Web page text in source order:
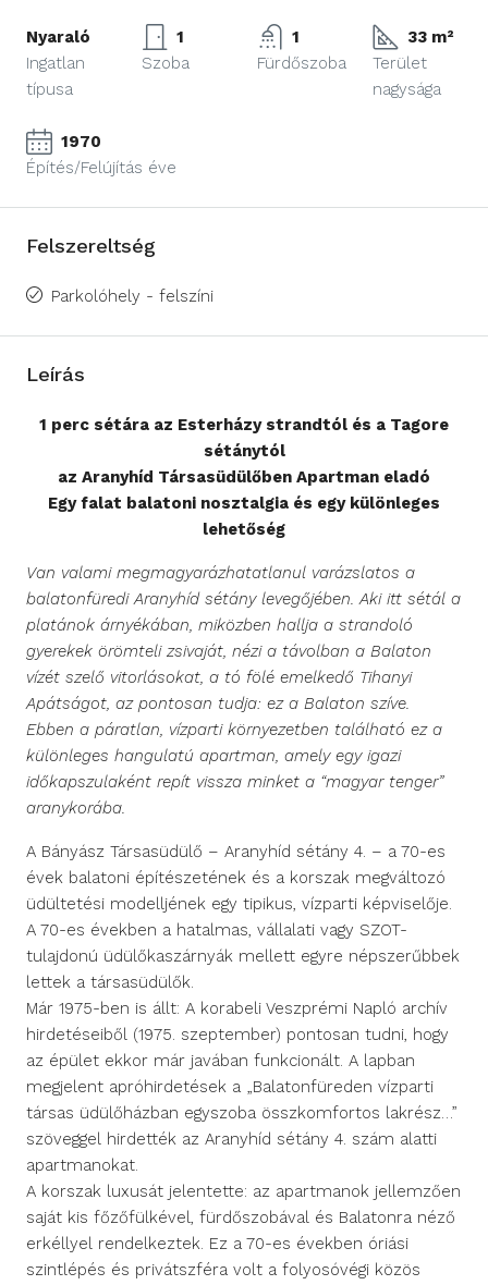
Nyaraló
Ingatlan
típusa
1
Szoba
1
Fürdőszoba
33 m²
Terület
nagysága
1970
Építés/Felújítás éve
Felszereltség
Parkolóhely - felszíni
Leírás
1 perc sétára az Esterházy strandtól és a Tagore
sétánytól
az Aranyhíd Társasüdülőben Apartman eladó
Egy falat balatoni nosztalgia és egy különleges
lehetőség
Van valami megmagyarázhatatlanul varázslatos a
balatonfüredi Aranyhíd sétány levegőjében. Aki itt sétál a
platánok árnyékában, miközben hallja a strandoló
gyerekek örömteli zsivaját, nézi a távolban a Balaton
vízét szelő vitorlásokat, a tó fölé emelkedő Tihanyi
Apátságot, az pontosan tudja: ez a Balaton szíve.
Ebben a páratlan, vízparti környezetben található ez a
különleges hangulatú apartman, amely egy igazi
időkapszulaként repít vissza minket a “magyar tenger”
aranykorába.
A Bányász Társasüdülő – Aranyhíd sétány 4. – a 70-es
évek balatoni építészetének és a korszak megváltozó
üdültetési modelljének egy tipikus, vízparti képviselője.
A 70-es években a hatalmas, vállalati vagy SZOT-
tulajdonú üdülőkaszárnyák mellett egyre népszerűbbek
lettek a társasüdülők.
Már 1975-ben is állt: A korabeli Veszprémi Napló archív
hirdetéseiből (1975. szeptember) pontosan tudni, hogy
az épület ekkor már javában funkcionált. A lapban
megjelent apróhirdetések a „Balatonfüreden vízparti
társas üdülőházban egyszoba összkomfortos lakrész…”
szöveggel hirdették az Aranyhíd sétány 4. szám alatti
apartmanokat.
A korszak luxusát jelentette: az apartmanok jellemzően
saját kis főzőfülkével, fürdőszobával és Balatonra néző
erkéllyel rendelkeztek. Ez a 70-es években óriási
szintlépés és privátszféra volt a folyosóvégi közös